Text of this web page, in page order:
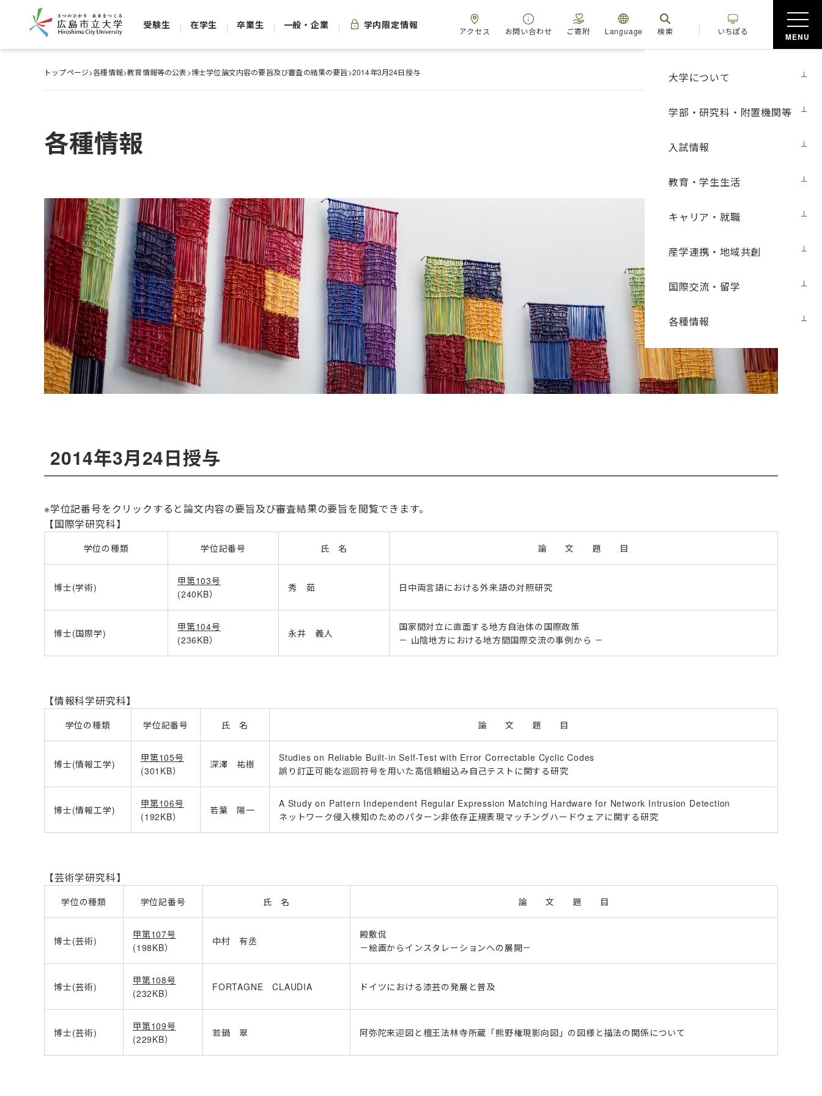
大学について
学部・研究科・附置機関等
入試情報
教育・学生生活
キャリア・就職
産学連携・地域共創
国際交流・留学
各種情報
受験生 在学生 卒業生 一般・企業 学内限定情報
アクセス お問い合わせ ご寄附 Language 検索 いちぽる
MENU
トップページ>各種情報>教育情報等の公表>博士学位論文内容の要旨及び審査の結果の要旨>2014年3月24日授与
各種情報
2014年3月24日授与
※学位記番号をクリックすると論文内容の要旨及び審査結果の要旨を閲覧できます。
【国際学研究科】
学位の種類 学位記番号 氏 名 論 文 題 目
博士(学術)
甲第103号
(240KB）
秀 茹 日中両言語における外来語の対照研究
博士(国際学)
甲第104号
(236KB）
永井 義人
国家間対立に直面する地方自治体の国際政策
－ 山陰地方における地方間国際交流の事例から －
【情報科学研究科】
学位の種類 学位記番号 氏 名 論 文 題 目
博士(情報工学)
甲第105号
(301KB）
深澤 祐樹
Studies on Reliable Built-in Self-Test with Error Correctable Cyclic Codes
誤り訂正可能な巡回符号を用いた高信頼組込み自己テストに関する研究
博士(情報工学)
甲第106号
(192KB）
若葉 陽一
A Study on Pattern Independent Regular Expression Matching Hardware for Network Intrusion Detection
ネットワーク侵入検知のためのパターン非依存正規表現マッチングハードウェアに関する研究
【芸術学研究科】
学位の種類 学位記番号 氏 名 論 文 題 目
博士(芸術)
甲第107号
(198KB）
中村 有丞
殿敷侃
－絵画からインスタレーションへの展開－
博士(芸術)
甲第108号
(232KB）
FORTAGNE CLAUDIA ドイツにおける漆芸の発展と普及
博士(芸術)
甲第109号
(229KB）
若鍋 翠 阿弥陀来迎図と檀王法林寺所蔵「熊野権現影向図」の図様と描法の関係について